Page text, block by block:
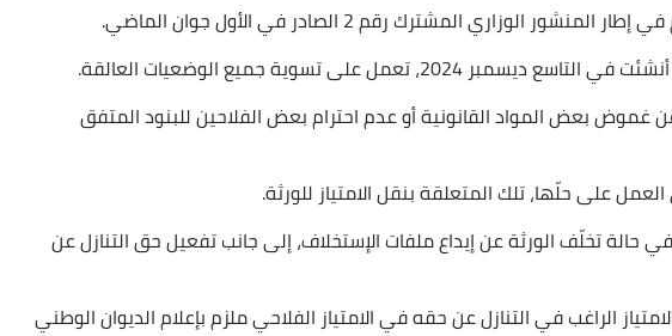
الوزاري المشترك رقم 2 الصادر في الأول جوان الماضي.
تعمل على تسوية جميع الوضعيات العالقة.
غموض بعض المواد القانونية أو عدم احترام بعض الفلاحين للبنود المتفق
على حلّها، تلك المتعلقة بنقل الامتياز للورثة.
حالة تخلّف الورثة عن إيداع ملفات الإستخلاف، إلى جانب تفعيل حق التنازل عن
الراغب في التنازل عن حقه في الامتياز الفلاحي ملزم بإعلام الديوان الوطني